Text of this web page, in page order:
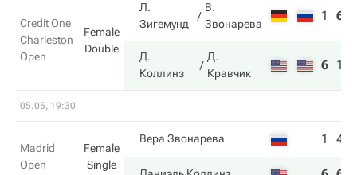
Credit One
Charleston
Open
Female
Double
Л.
Зигемунд
В.
Звонарева
1 6
Д.
Коллинз
Д.
Кравчик
6 1
05.05, 19:30
Madrid
Open
Female
Single
Вера Звонарева 1 4